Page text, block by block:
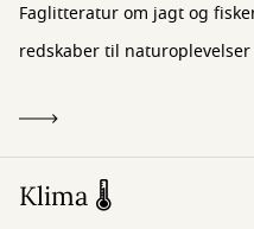
Faglitteratur om jagt og
redskaber til
Klima 🌡️